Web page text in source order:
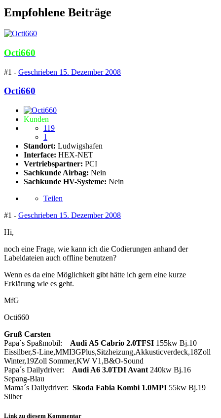
Empfohlene Beiträge
Octi660
#1 - Geschrieben 15. Dezember 2008
Octi660
Kunden
119
1
Standort: Ludwigshafen
Interface: HEX-NET
Vertriebspartner: PCI
Sachkunde Airbag: Nein
Sachkunde HV-Systeme: Nein
Teilen
#1 - Geschrieben 15. Dezember 2008
Hi,
noch eine Frage, wie kann ich die Codierungen anhand der
Labeldateien auch offline benutzen?
Wenn es da eine Möglichkeit gibt hätte ich gern eine kurze
Erklärung wie es geht.
MfG
Octi660
Gruß Carsten
Papa´s Spaßmobil: Audi A5 Cabrio 2.0TFSI 155kw Bj.10
Eissilber,S-Line,MMI3GPlus,Sitzheizung,Akkusticverdeck,18Zoll
Winter,19Zoll Sommer,KW V1,B&O-Sound
Papa´s Dailydriver: Audi A6 3.0TDI Avant 240kw Bj.16
Sepang-Blau
Mama´s Dailydriver: Skoda Fabia Kombi 1.0MPI 55kw Bj.19
Silber
Link zu diesem Kommentar